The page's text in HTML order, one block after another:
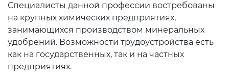
Специалисты данной профессии востребованы
на крупных химических предприятиях,
занимающихся производством минеральных
удобрений. Возможности трудоустройства есть
как на государственных, так и на частных
предприятиях.